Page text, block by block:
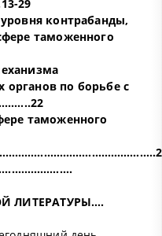
29
контрабанды,
таможенного
органов по борьбе с
таможенного
ЛИТЕРАТУРЫ….